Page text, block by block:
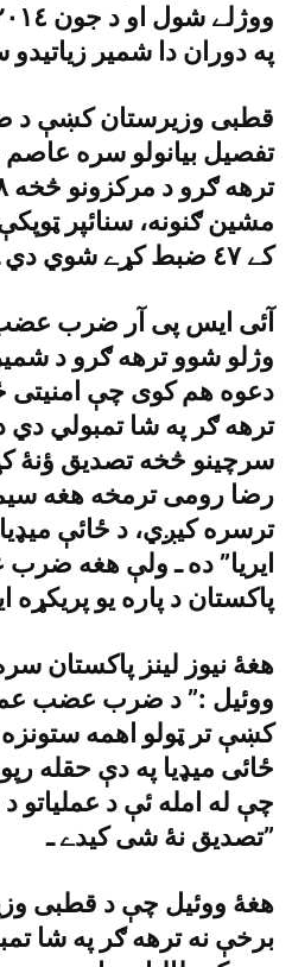
په دوران دا شمير زياتيدو سره
قطبى وزيرستان کښې د
تفصيل بيانولو سره
مشين ګنونه، سنائپر
کے ٤٧ ضبط کړے شوي دي ـ
آئى ايس پى آر ضرب
وژلو شوو ترهه ګرو د
دعوه هم کوى چې امنيتى
ترهه ګر په شا تمبولي دي
سرچينو څخه تصديق ؤنۀ
رضا رومى ترمخه هغه
ترسره کيږي، د ځائې
ايريا” ده ـ ولې هغه
پاکستان د پاره يو پريکړه
هغۀ نيوز لينز پاکستان
ووئيل :” د ضرب عضب
کښې تر ټولو اهمه
ځائى ميډيا په دې حقله
چې له امله ئې د عملياتو
تصديق نۀ شى کيدے ـ”
هغۀ ووئيل چې د قطبى
برخې نه ترهه ګر په شا